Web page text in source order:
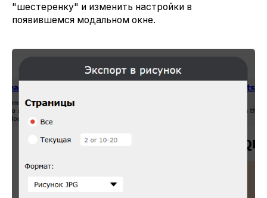
"шестеренку" и изменить настройки в
появившемся модальном окне.